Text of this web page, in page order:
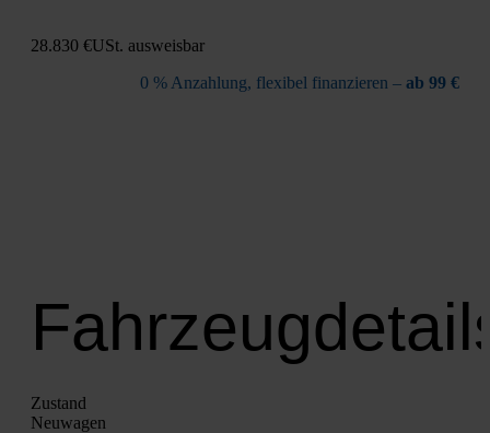
28.830 €USt. aus­weis­bar
0 % Anzah­lung, fle­xi­bel finan­zie­ren – ab 99 €
Zustand
Neu­wa­gen